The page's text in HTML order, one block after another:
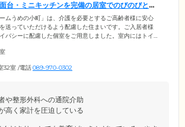
台・ミニキッチンを完備の居室でのびのびとお
い
ームうめの小町」は、介護を必要とするご高齢者様に安心
送っていただけるよう配慮した住まいです。ご入居者様
バシーに配慮した個室をご用意しました。室内にはトイ
とが可能です。また、住環境のほかに、周辺環境も充実
気軽に遊びに来ていただける好立地が魅力。さらに周辺
32室 /電話089-970-0302
や整形外科への通院介助
高く家計を圧迫している